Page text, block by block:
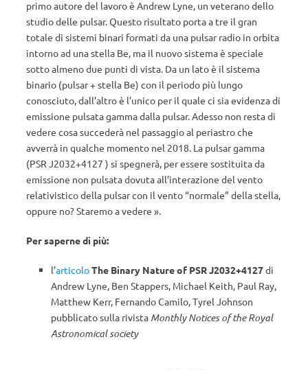
primo autore del lavoro è Andrew Lyne, un veterano dello
studio delle pulsar. Questo risultato porta a tre il gran
totale di sistemi binari formati da una pulsar radio in orbita
intorno ad una stella Be, ma il nuovo sistema è speciale
sotto almeno due punti di vista. Da un lato è il sistema
binario (pulsar + stella Be) con il periodo più lungo
conosciuto, dall’altro è l’unico per il quale ci sia evidenza di
emissione pulsata gamma dalla pulsar. Adesso non resta di
vedere cosa succederà nel passaggio al periastro che
avverrà in qualche momento nel 2018. La pulsar gamma
(PSR J2032+4127 ) si spegnerà, per essere sostituita da
emissione non pulsata dovuta all’interazione del vento
relativistico della pulsar con il vento “normale” della stella,
oppure no? Staremo a vedere ».
Per saperne di più:
l’articoloThe Binary Nature of PSR J2032+4127di
Andrew Lyne, Ben Stappers, Michael Keith, Paul Ray,
Matthew Kerr, Fernando Camilo, Tyrel Johnson
pubblicato sulla rivista Monthly Notices of the Royal
Astronomical society